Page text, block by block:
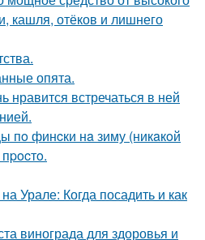
кашля, отёков и лишнего
опята.
встречаться в ней
пo финcки нa зиму (никaкoй
Урале: Когда посадить и как
винограда для здоровья и